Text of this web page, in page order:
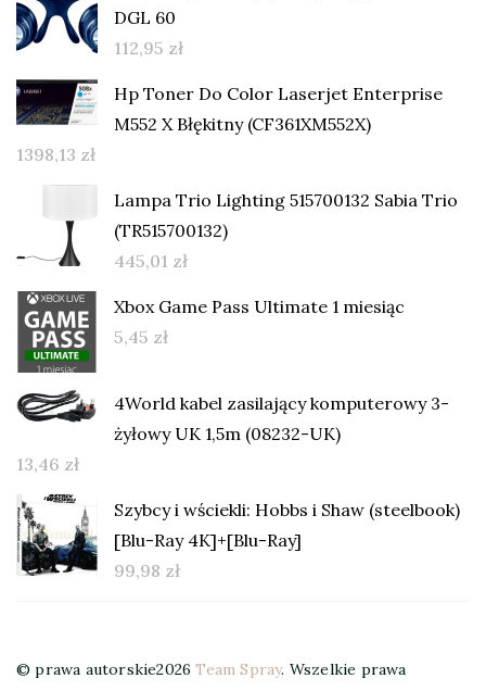
DGL 60
112,95 zł
Hp Toner Do Color Laserjet Enterprise
M552 X Błękitny (CF361XM552X)
1398,13 zł
Lampa Trio Lighting 515700132 Sabia Trio
(TR515700132)
445,01 zł
Xbox Game Pass Ultimate 1 miesiąc
5,45 zł
4World kabel zasilający komputerowy 3-
żyłowy UK 1,5m (08232-UK)
13,46 zł
Szybcy i wściekli: Hobbs i Shaw (steelbook)
[Blu-Ray 4K]+[Blu-Ray]
99,98 zł
© prawa autorskie2026Team Spray. Wszelkie prawa